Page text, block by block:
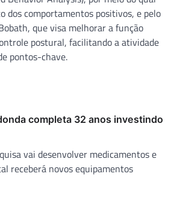
dos comportamentos positivos, e pelo
que visa melhorar a função
postural, facilitando a atividade
pontos-chave.
completa 32 anos investindo
vai desenvolver medicamentos e
receberá novos equipamentos